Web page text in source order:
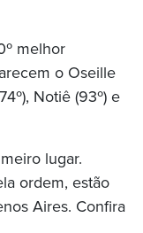
melhor
o Oseille
Notiê (93º) e
lugar.
ordem, estão
Aires. Confira